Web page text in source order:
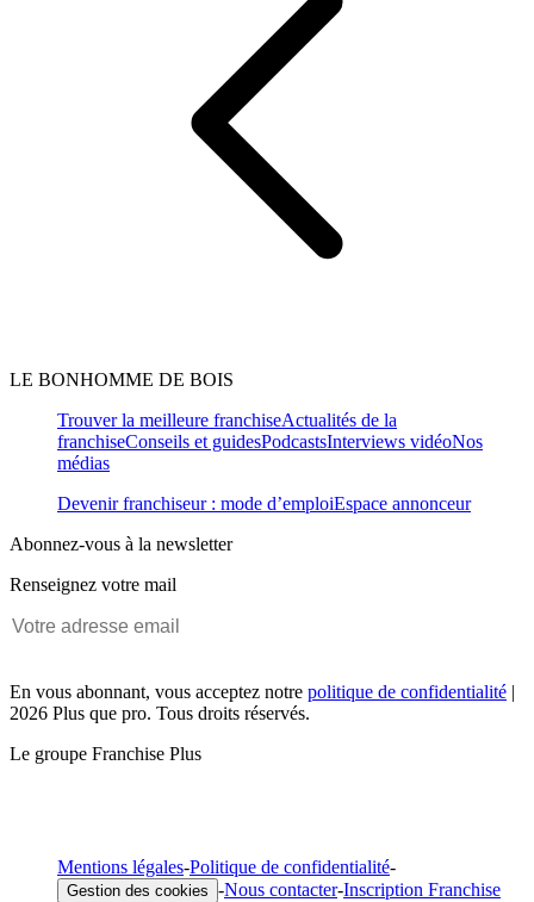
LE BONHOMME DE BOIS
Trouver la meilleure franchiseActualités de la
franchiseConseils et guidesPodcastsInterviews vidéoNos
médias
Devenir franchiseur : mode d’emploiEspace annonceur
Abonnez-vous à la newsletter
Renseignez votre mail
En vous abonnant, vous acceptez notre politique de confidentialité |
2026 Plus que pro. Tous droits réservés.
Le groupe Franchise Plus
Mentions légales-Politique de confidentialité-
Gestion des cookies -Nous contacter-Inscription Franchise